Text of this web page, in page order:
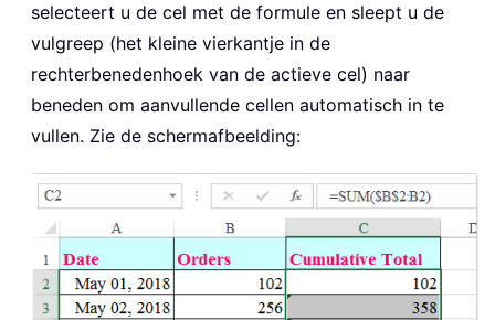
selecteert u de cel met de formule en sleept u de
vulgreep (het kleine vierkantje in de
rechterbenedenhoek van de actieve cel) naar
beneden om aanvullende cellen automatisch in te
vullen. Zie de schermafbeelding: